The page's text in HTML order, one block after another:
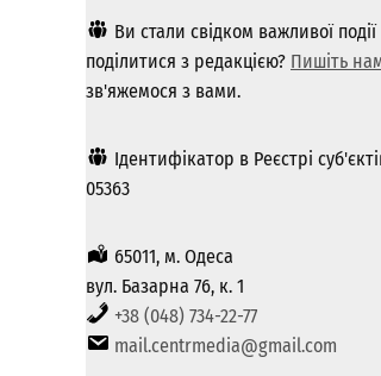
Ви стали свідком важливої
поділитися з редакцією? Пишіть
зв'яжемося з вами.
Ідентифікатор в Реєстрі
05363
65011, м. Одеса
вул. Базарна 76, к. 1
+38 (048) 734-22-77
mail.centrmedia@gmail.com